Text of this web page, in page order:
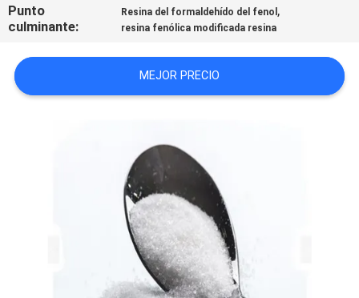
CASOS
Punto
culminante:
Resina del formaldehído del fenol ,
resina fenólica modificada resina
MEJOR PRECIO